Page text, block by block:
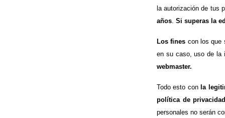
la autorización de tus
años Si superas la
Los fines con los que
en su caso, uso de la
webmaster.
Todo esto con la
política de privacidad
personales no serán